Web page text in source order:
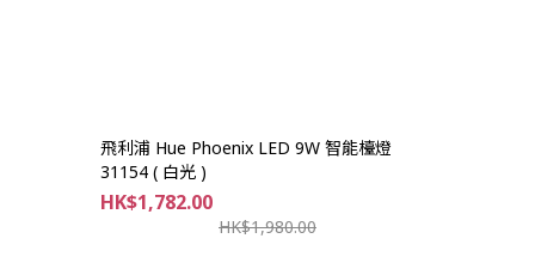
飛利浦 Hue Phoenix LED 9W 智能檯燈
31154 ( 白光 )
HK$1,782.00
HK$1,980.00